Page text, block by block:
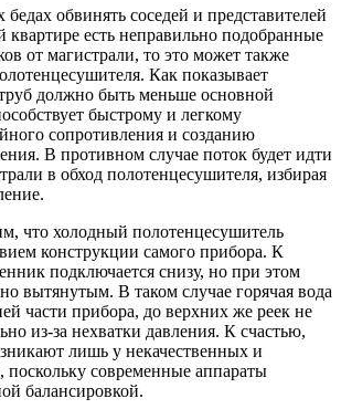
обвинять соседей и представителей
есть неправильно подобранные
от магистрали, то это может также
Как показывает
должно быть меньше основной
быстрому и легкому
сопротивления и созданию
В противном случае поток будет идти
в обход полотенцесушителя, избирая
что холодный полотенцесушитель
конструкции самого прибора. К
подключается снизу, но при этом
вытянутым. В таком случае горячая вода
части прибора, до верхних же реек не
из-за нехватки давления. К счастью,
лишь у некачественных и
поскольку современные аппараты
балансировкой.